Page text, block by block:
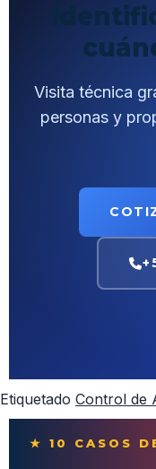
Visita técnica
personas y
Etiquetado Control de
★ 10 CASOS